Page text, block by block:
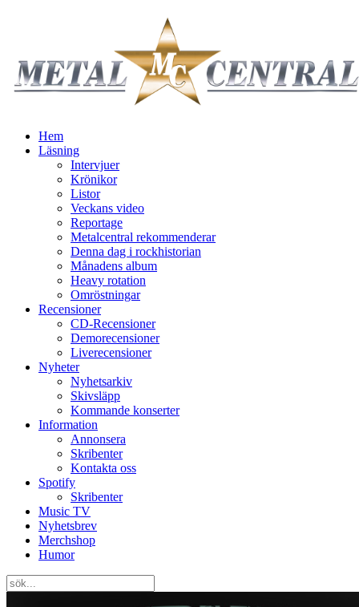
Hem
Läsning
Intervjuer
Krönikor
Listor
Veckans video
Reportage
Metalcentral rekommenderar
Denna dag i rockhistorian
Månadens album
Heavy rotation
Omröstningar
Recensioner
CD-Recensioner
Demorecensioner
Liverecensioner
Nyheter
Nyhetsarkiv
Skivsläpp
Kommande konserter
Information
Annonsera
Skribenter
Kontakta oss
Spotify
Skribenter
Music TV
Nyhetsbrev
Merchshop
Humor